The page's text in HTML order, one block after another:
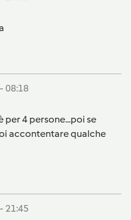
08:18
4 persone...poi se
accontentare qualche
21:45